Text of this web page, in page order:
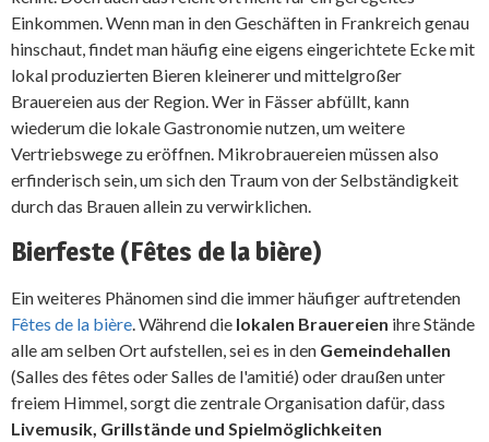
Einkommen. Wenn man in den Geschäften in Frankreich genau
hinschaut, findet man häufig eine eigens eingerichtete Ecke mit
lokal produzierten Bieren kleinerer und mittelgroßer
Brauereien aus der Region. Wer in Fässer abfüllt, kann
wiederum die lokale Gastronomie nutzen, um weitere
Vertriebswege zu eröffnen. Mikrobrauereien müssen also
erfinderisch sein, um sich den Traum von der Selbständigkeit
durch das Brauen allein zu verwirklichen.
Bierfeste (Fêtes de la bière)
Ein weiteres Phänomen sind die immer häufiger auftretenden
Fêtes de la bière. Während die lokalen Brauereien ihre Stände
alle am selben Ort aufstellen, sei es in den Gemeindehallen
(Salles des fêtes oder Salles de l'amitié) oder draußen unter
freiem Himmel, sorgt die zentrale Organisation dafür, dass
Livemusik, Grillstände und Spielmöglichkeiten